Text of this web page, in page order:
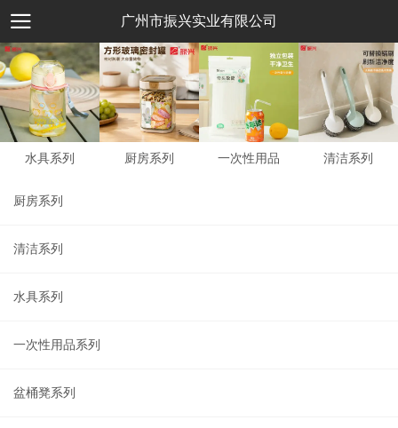
广州市振兴实业有限公司
水具系列 厨房系列 一次性用品 清洁系列
厨房系列
清洁系列
水具系列
一次性用品系列
盆桶凳系列